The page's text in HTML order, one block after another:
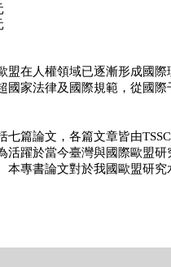
在人權領域已逐漸形成國際
家法律及國際規範，從國
論文，各篇文章皆由
躍於當今臺灣與國際歐盟
專書論文對於我國歐盟研